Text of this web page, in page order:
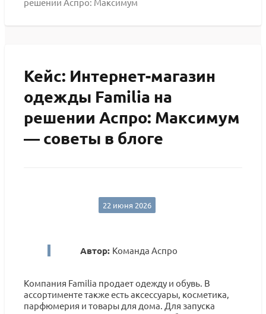
Кейс: Интернет-магазин
одежды Familia на
решении Аспро: Максимум
— советы в блоге
22 июня 2026
Автор: Команда Аспро
Компания Familia продает одежду и обувь. В
ассортименте также есть аксессуары, косметика,
парфюмерия и товары для дома. Для запуска